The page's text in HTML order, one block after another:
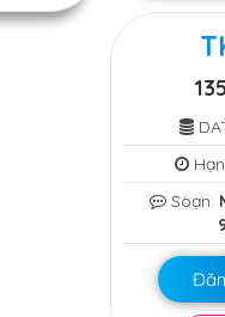
Soạn: